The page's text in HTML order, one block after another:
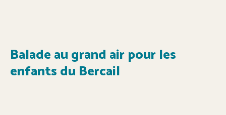
Balade au grand air pour les
enfants du Bercail